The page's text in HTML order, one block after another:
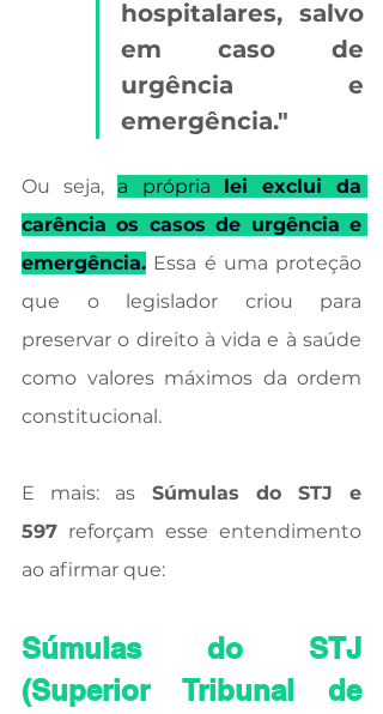
hospitalares, salvo
em caso de
urgência e
emergência."
Ou seja, a própria lei exclui da
carência os casos de urgência e
emergência. Essa é uma proteção
que o legislador criou para
preservar o direito à vida e à saúde
como valores máximos da ordem
constitucional.
E mais: as Súmulas do STJ e
597 reforçam esse entendimento
ao afirmar que:
Súmulas do STJ
(Superior Tribunal de